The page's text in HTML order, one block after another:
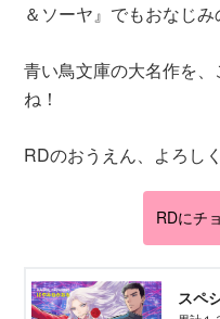
＆ソーヤ』でもおなじみ
青い鳥文庫の大名作を
ね！
RDのおうえん、よろし
RDにチ
スペ